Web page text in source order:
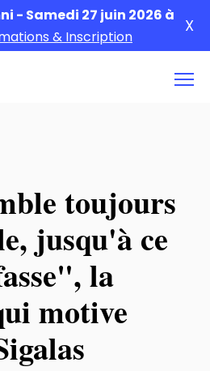
- Samedi 27 juin 2026 à
& Inscription
X
toujours
jusqu'à ce
la
motive